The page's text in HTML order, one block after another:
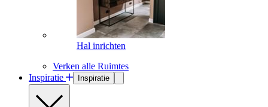
Hal inrichten
Verken alle Ruimtes
Inspiratie
Inspiratie